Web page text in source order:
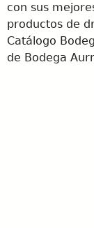
con sus
productos de
Catálogo
de Bodega